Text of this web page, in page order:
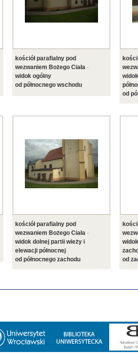
kościół parafialny pod
wezwaniem Bożego Ciała -
widok ogólny
od północnego wschodu
od
kościół parafialny pod
wezwaniem Bożego Ciała -
widok dolnej partii wieży i
elewacji północnej
od północnego zachodu
od